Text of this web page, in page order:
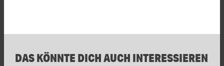
DAS KÖNNTE DICH AUCH INTERESSIEREN